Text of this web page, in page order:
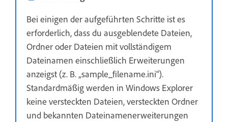
Bei einigen der aufgeführten Schritte ist es
erforderlich, dass du ausgeblendete Dateien,
Ordner oder Dateien mit vollständigem
Dateinamen einschließlich Erweiterungen
anzeigst (z. B. „sample_filename.ini“).
Standardmäßig werden in Windows Explorer
keine versteckten Dateien, versteckten Ordner
und bekannten Dateinamenerweiterungen